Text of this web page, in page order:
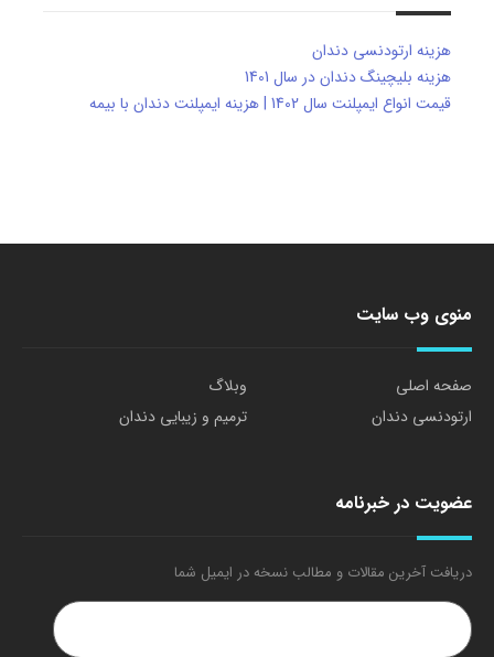
هزینه ارتودنسی دندان
هزینه بلیچینگ دندان در سال 1401
قیمت انواع ایمپلنت سال 1402 | هزینه ایمپلنت دندان با بیمه
منوی وب سایت
صفحه اصلی
وبلاگ
ارتودنسی دندان
ترمیم و زیبایی دندان
عضویت در خبرنامه
دریافت آخرین مقالات و مطالب نسخه در ایمیل شما